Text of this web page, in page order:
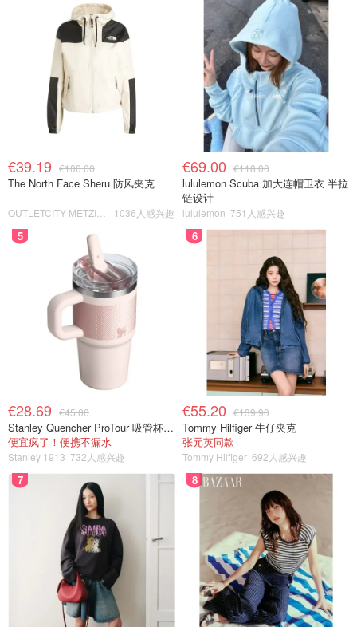
€39.19 €100.00
The North Face Sheru 防风夹克
1036人感兴趣
€69.00 €118.00
lululemon Scuba 加大连帽卫衣 半拉
链设计
lululemon 751人感兴趣
5
€28.69 €45.00
Stanley Quencher ProTour 吸管杯 0.59L
便宜疯了！便携不漏水
Stanley 1913 732人感兴趣
6
€55.20 €139.90
Tommy Hilfiger 牛仔夹克
张元英同款
Tommy Hilfiger 692人感兴趣
7 8